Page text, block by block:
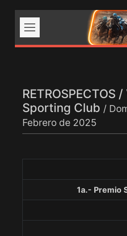
RETROSPECTOS
Sporting Club /
Febrero de 2025
1a.- Premio